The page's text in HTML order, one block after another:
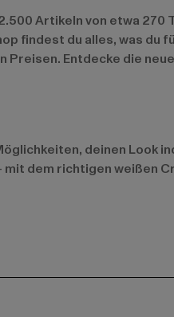
Artikeln von etwa 270
findest du alles, was du
Entdecke die
deinen Look
dem richtigen weißen